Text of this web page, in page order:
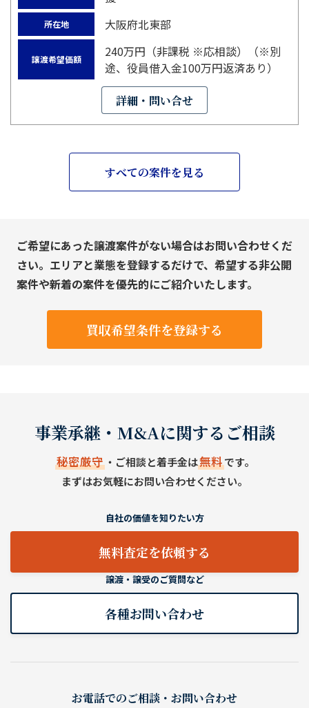
所在地 大阪府北東部
譲渡希望価額
240万円（非課税 ※応相談）（※別
途、役員借入金100万円返済あり）
詳細・問い合せ
すべての案件を見る
ご希望にあった譲渡案件がない場合はお問い合わせくだ
さい。エリアと業態を登録するだけで、希望する非公開
案件や新着の案件を優先的にご紹介いたします。
買収希望条件を登録する
事業承継・M&Aに関するご相談
秘密厳守・ご相談と着手金は無料です。
まずはお気軽にお問い合わせください。
自社の価値を知りたい方
無料査定を依頼する
譲渡・譲受のご質問など
各種お問い合わせ
お電話でのご相談・お問い合わせ